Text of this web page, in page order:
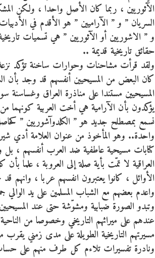
الآثوريين ، ربما كان الأصل واحدا ، ولكن
السريان ” و ” الآراميين ” هو الأقدم في
و ” الاشوريين أو الآثوريين ” هي تسميات
حقائق تاريخية قديمة ..
ولقد قرأت مشاحنات وحوارات ساخنة تؤكد نزعة
كان البعض من المسيحيين أنفسهم قد وجد بأن
المسيحيين مستندا على مناذرة العراق وغساسنة
يؤكدون بأن الآرامية هي أخت العربية كونهما
نسمع بمصطلح جديد هو ” الكلدوآشوريين ” كحاصل
واحدة.. وهو المأخوذ من عنوان العلامة أدي
كتابات مسيحية عاطفية ضد العرب أنفسهم ،
العراقية لا تمّت بأية صلة إلى العروبة ، علما بأن
الأوائل ، كانوا يعتبرون انفسهم عربا ، وانهم
واعدم بعضهم مع الشباب المسلمين على يد
وتبدو الصورة ضبابية ومشوّشة حتى عند
عندهم على ميراثهم التاريخي وخصوصا من
مسيرتهم التاريخية الطويلة على مدى زمني
ونادرة تفسيرات تلاءم كل طرف منهم على